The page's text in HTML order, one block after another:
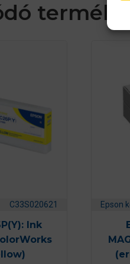
termékek
C33S020621
Ink
Epson